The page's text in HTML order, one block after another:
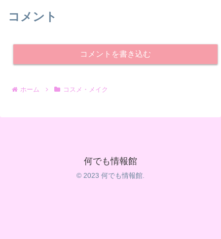
コメント
コメントを書き込む
ホーム コスメ・メイク
何でも情報館
© 2023 何でも情報館.